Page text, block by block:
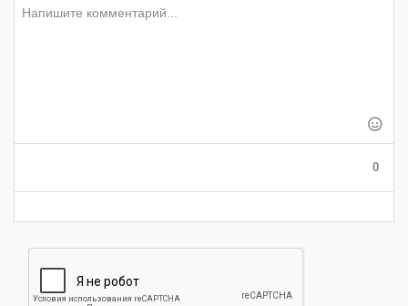
0